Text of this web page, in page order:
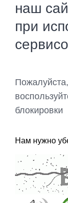
наш
при
блокировки
Нам нужно